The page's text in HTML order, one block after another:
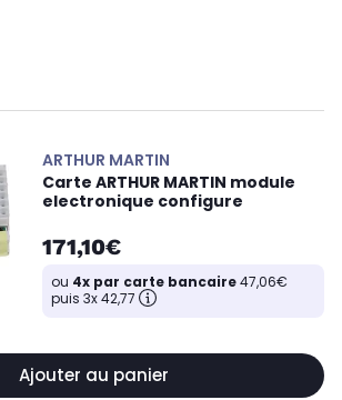
ARTHUR MARTIN
Carte ARTHUR MARTIN module
electronique configure
171,10€
ou 4x par carte bancaire47,06€
puis 3x 42,77
Ajouter au panier